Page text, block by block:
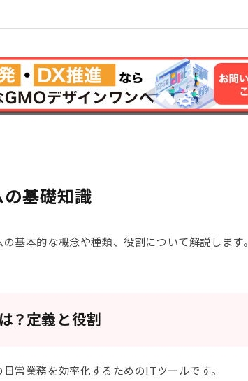
基礎知識
基本的な概念や種類、役割について解説します。
？定義と役割
常業務を効率化するためのITツールです。